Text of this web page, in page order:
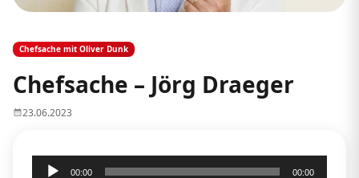
Chefsache mit Oliver Dunk
Chefsache – Jörg Draeger
23.06.2023
Audio-
00:00 00:00